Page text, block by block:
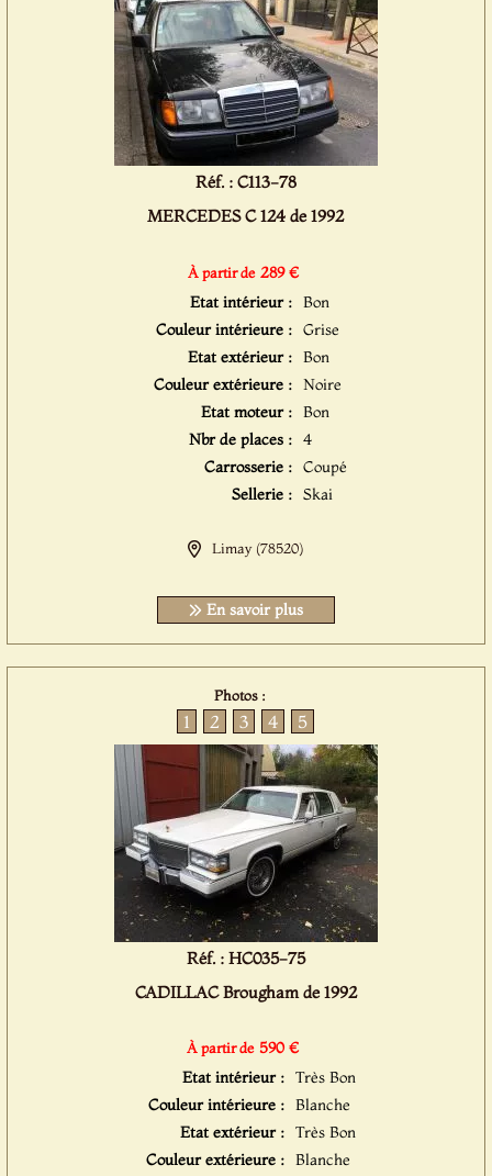
Réf. : C113-78
MERCEDES C 124 de 1992
À partir de 289 €
Etat intérieur : Bon
Couleur intérieure : Grise
Etat extérieur : Bon
Couleur extérieure : Noire
Etat moteur : Bon
Nbr de places : 4
Carrosserie : Coupé
Sellerie : Skai
Limay (78520)
En savoir plus
Photos :
1 2 3 4 5
Réf. : HC035-75
CADILLAC Brougham de 1992
À partir de 590 €
Etat intérieur : Très Bon
Couleur intérieure : Blanche
Etat extérieur : Très Bon
Couleur extérieure : Blanche